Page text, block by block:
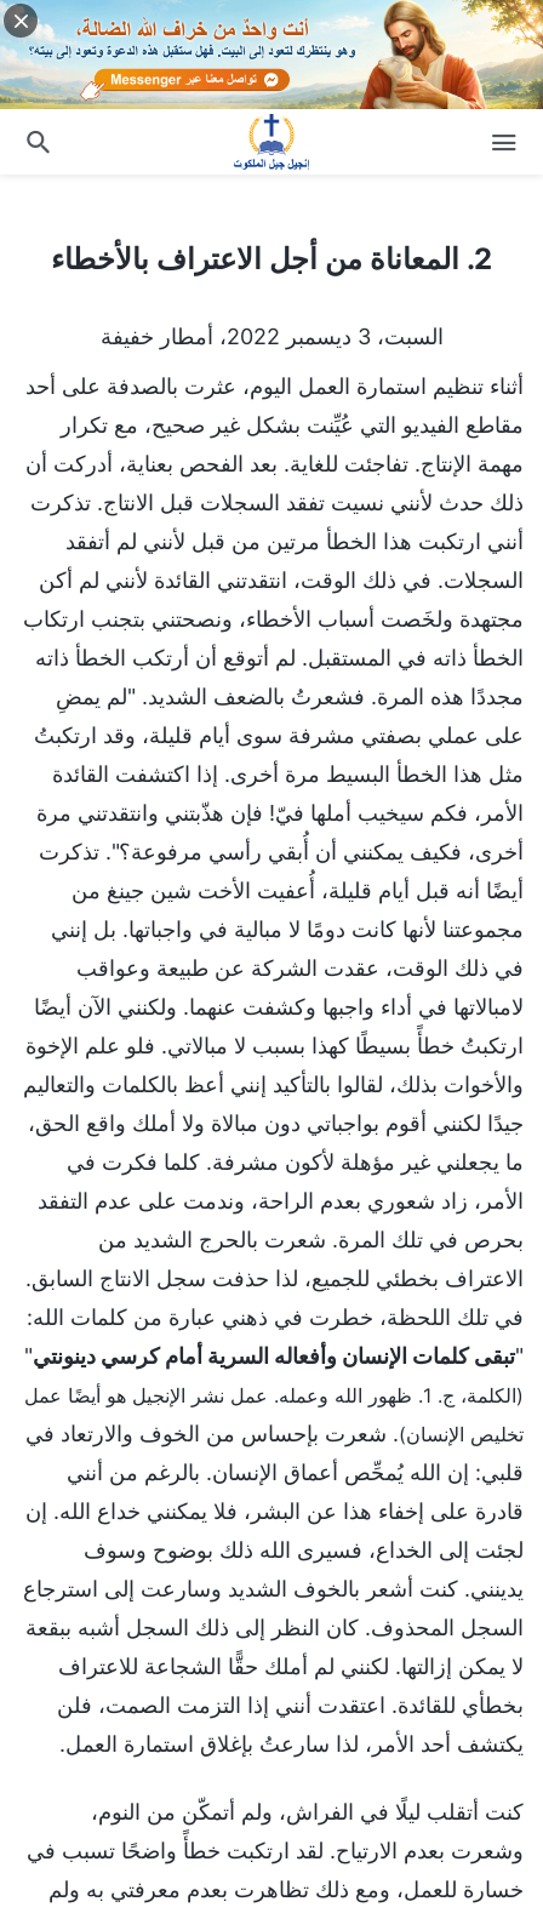
2. المعاناة من أجل الاعتراف بالأخطاء
السبت، 3 ديسمبر 2022، أمطار خفيفة
أثناء تنظيم استمارة العمل اليوم، عثرت بالصدفة على أحد
مقاطع الفيديو التي عُيِّنت بشكل غير صحيح، مع تكرار
مهمة الإنتاج. تفاجئت للغاية. بعد الفحص بعناية، أدركت أن
ذلك حدث لأنني نسيت تفقد السجلات قبل الانتاج. تذكرت
أنني ارتكبت هذا الخطأ مرتين من قبل لأنني لم أتفقد
السجلات. في ذلك الوقت، انتقدتني القائدة لأنني لم أكن
مجتهدة ولخَصت أسباب الأخطاء، ونصحتني بتجنب ارتكاب
الخطأ ذاته في المستقبل. لم أتوقع أن أرتكب الخطأ ذاته
مجددًا هذه المرة. فشعرتُ بالضعف الشديد. "لم يمضِ
على عملي بصفتي مشرفة سوى أيام قليلة، وقد ارتكبتُ
مثل هذا الخطأ البسيط مرة أخرى. إذا اكتشفت القائدة
الأمر، فكم سيخيب أملها فيّ! فإن هذّبتني وانتقدتني مرة
أخرى، فكيف يمكنني أن أُبقي رأسي مرفوعة؟". تذكرت
أيضًا أنه قبل أيام قليلة، أُعفيت الأخت شين جينغ من
مجموعتنا لأنها كانت دومًا لا مبالية في واجباتها. بل إنني
في ذلك الوقت، عقدت الشركة عن طبيعة وعواقب
لامبالاتها في أداء واجبها وكشفت عنهما. ولكنني الآن أيضًا
ارتكبتُ خطأً بسيطًا كهذا بسبب لا مبالاتي. فلو علم الإخوة
والأخوات بذلك، لقالوا بالتأكيد إنني أعظ بالكلمات والتعاليم
جيدًا لكنني أقوم بواجباتي دون مبالاة ولا أملك واقع الحق،
ما يجعلني غير مؤهلة لأكون مشرفة. كلما فكرت في
الأمر، زاد شعوري بعدم الراحة، وندمت على عدم التفقد
بحرص في تلك المرة. شعرت بالحرج الشديد من
الاعتراف بخطئي للجميع، لذا حذفت سجل الانتاج السابق.
في تلك اللحظة، خطرت في ذهني عبارة من كلمات الله:
"تبقى كلمات الإنسان وأفعاله السرية أمام كرسي دينونتي"
(الكلمة، ج. 1. ظهور الله وعمله. عمل نشر الإنجيل هو أيضًا عمل
تخليص الإنسان). شعرت بإحساس من الخوف والارتعاد في
قلبي: إن الله يُمحِّص أعماق الإنسان. بالرغم من أنني
قادرة على إخفاء هذا عن البشر، فلا يمكنني خداع الله. إن
لجئت إلى الخداع، فسيرى الله ذلك بوضوح وسوف
يدينني. كنت أشعر بالخوف الشديد وسارعت إلى استرجاع
السجل المحذوف. كان النظر إلى ذلك السجل أشبه ببقعة
لا يمكن إزالتها. لكنني لم أملك حقًّا الشجاعة للاعتراف
بخطأي للقائدة. اعتقدت أنني إذا التزمت الصمت، فلن
يكتشف أحد الأمر، لذا سارعتُ بإغلاق استمارة العمل.
كنت أتقلب ليلًا في الفراش، ولم أتمكّن من النوم،
وشعرت بعدم الارتياح. لقد ارتكبت خطأً واضحًا تسبب في
خسارة للعمل، ومع ذلك تظاهرت بعدم معرفتي به ولم